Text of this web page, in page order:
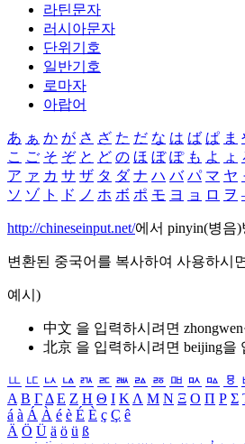
라틴문자
러시아문자
단위기호
일반기호
로마자
아랍어
あ ぁ か が さ ざ た だ な は ば ぱ ま
こ ご そ ぞ と ど の ほ ぼ ぽ も よ ょ
ア ァ カ サ ザ タ ダ ナ ハ バ パ マ ヤ
ソ ゾ ト ド ノ ホ ボ ポ モ ヨ ョ ロ ヲ
http://chineseinput.net/에서 pinyin(병음
변환된 중국어를 복사하여 사용하시
예시)
中文 을 입력하시려면 zhongwen
北京 을 입력하시려면 beijing을
ㅥ ㅦ ㅧ ㅨ ㅩ ㅪ ㅫ ㅬ ㅭ ㅮ ㅯ ㅰ ㅱ
Α Β ΓΔ Ε Ζ Η Θ Ι ΚΛ Μ Ν Ξ Ο Π Ρ Σ
á à Á À é è É È ç Ç ê
Ä Ö Ü ä ö ü ß